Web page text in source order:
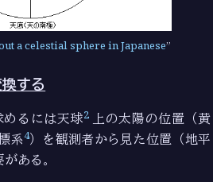
a celestial sphere in Japanese
する
るには天球2上の太陽の位置（黄
系4）を観測者から見た位置（地平
ある。